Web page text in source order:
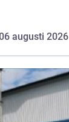
augusti 2026